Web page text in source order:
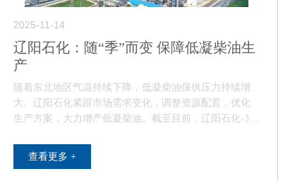
2025-11-14
辽阳石化：随“季”而变 保障低凝柴油生
产
随着东北地区气温持续下降，低凝柴油保供压力持续增
大。辽阳石化紧跟市场需求变化，调整资源配置，优化
生产方案，大力增产低凝柴油。截至目前，辽阳石化-35
查看更多 +